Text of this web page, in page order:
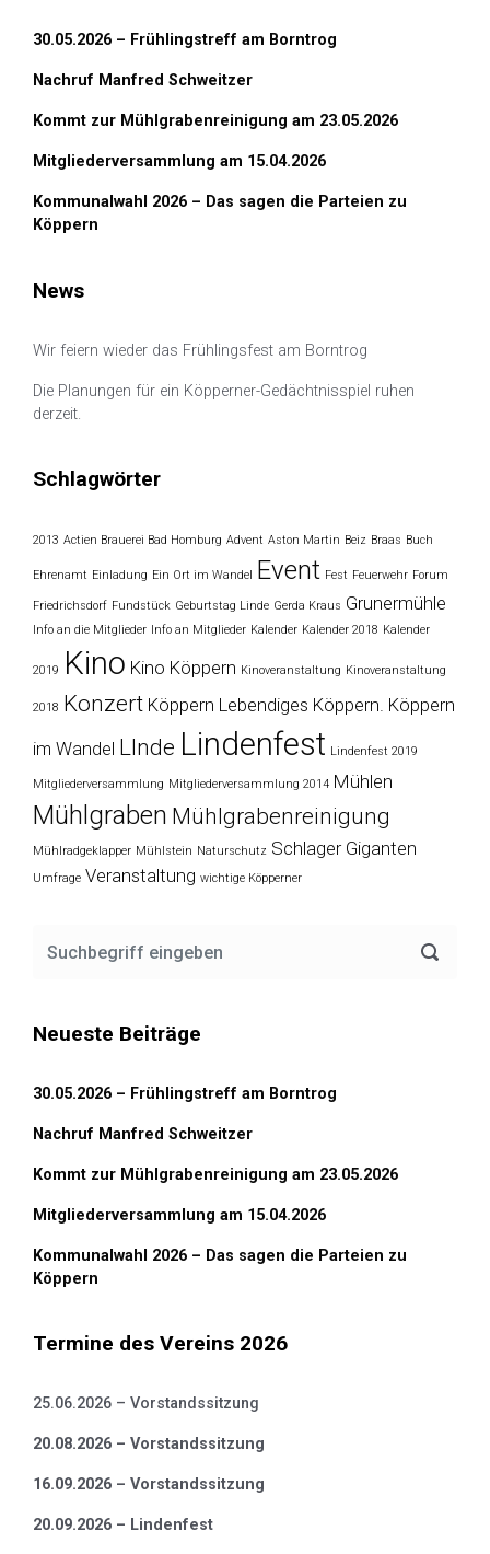
30.05.2026 – Frühlingstreff am Borntrog
Nachruf Manfred Schweitzer
Kommt zur Mühlgrabenreinigung am 23.05.2026
Mitgliederversammlung am 15.04.2026
Kommunalwahl 2026 – Das sagen die Parteien zu
Köppern
News
Wir feiern wieder das Frühlingsfest am Borntrog
Die Planungen für ein Köpperner-Gedächtnisspiel ruhen
derzeit.
Schlagwörter
2013 Actien Brauerei Bad Homburg Advent Aston Martin Beiz Braas Buch
Ehrenamt Einladung Ein Ort im Wandel Event Fest Feuerwehr Forum
Friedrichsdorf Fundstück Geburtstag Linde Gerda Kraus Grunermühle
Info an die Mitglieder Info an Mitglieder Kalender Kalender 2018 Kalender
2019 Kino Kino Köppern Kinoveranstaltung Kinoveranstaltung
2018 Konzert Köppern Lebendiges Köppern. Köppern
im Wandel LInde Lindenfest Lindenfest 2019
Mitgliederversammlung Mitgliederversammlung 2014 Mühlen
Mühlgraben Mühlgrabenreinigung
Mühlradgeklapper Mühlstein Naturschutz Schlager Giganten
Umfrage Veranstaltung wichtige Köpperner
Neueste Beiträge
30.05.2026 – Frühlingstreff am Borntrog
Nachruf Manfred Schweitzer
Kommt zur Mühlgrabenreinigung am 23.05.2026
Mitgliederversammlung am 15.04.2026
Kommunalwahl 2026 – Das sagen die Parteien zu
Köppern
Termine des Vereins 2026
25.06.2026 – Vorstandssitzung
20.08.2026 – Vorstandssitzung
16.09.2026 – Vorstandssitzung
20.09.2026 – Lindenfest